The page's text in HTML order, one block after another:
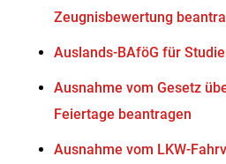
Zeugnisbewertung
Auslands-BAföG für
Ausnahme vom Gesetz
Feiertage beantragen
Ausnahme vom LKW-